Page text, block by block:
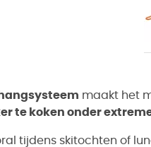
maakt het
te koken onder
tijdens skitochten of